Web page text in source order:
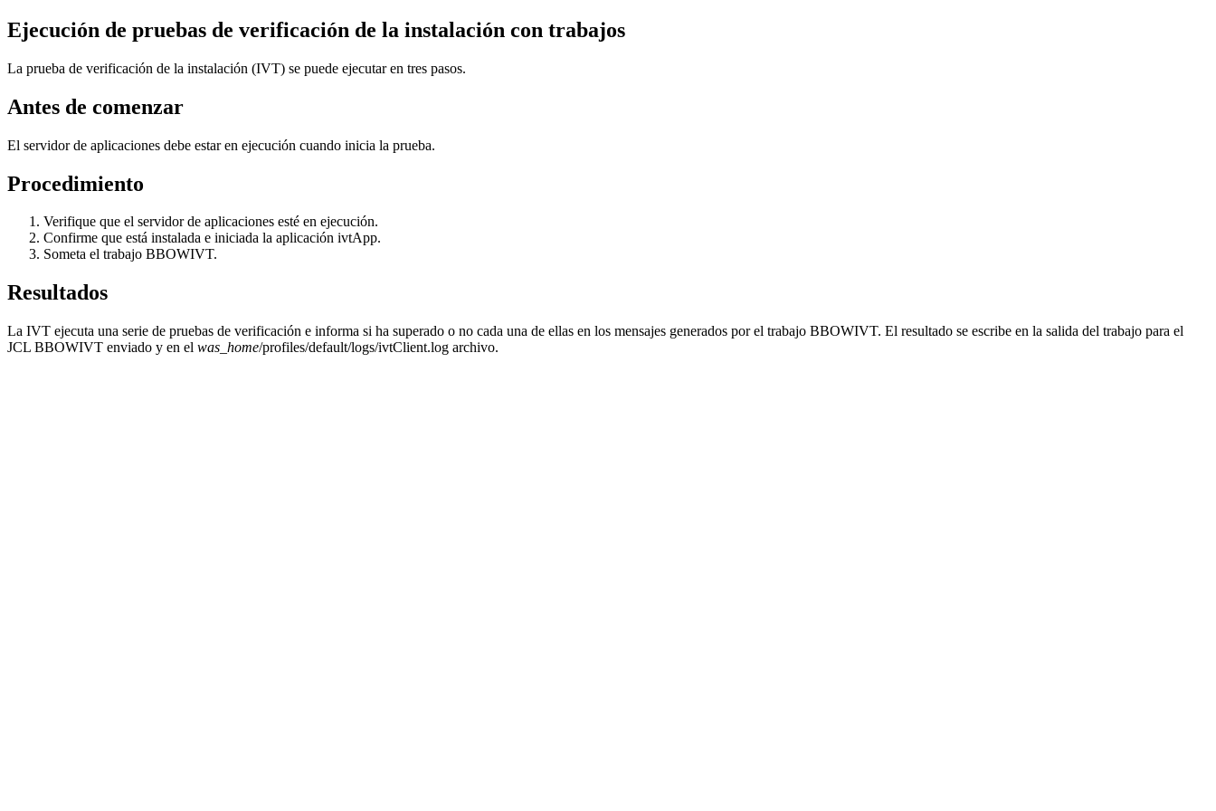
Ejecución de pruebas de verificación de la instalación con trabajos
La prueba de verificación de la instalación (IVT) se puede ejecutar en tres pasos.
Antes de comenzar
El servidor de aplicaciones debe estar en ejecución cuando inicia la prueba.
Procedimiento
Verifique que el servidor de aplicaciones esté en ejecución.
Confirme que está instalada e iniciada la aplicación ivtApp.
Someta el trabajo BBOWIVT.
Resultados
La IVT ejecuta una serie de pruebas de verificación e informa si ha superado o no cada una de ellas en los mensajes generados por el trabajo BBOWIVT. El resultado se escribe en la salida del trabajo para el
JCL BBOWIVT enviado y en el was_home/profiles/default/logs/ivtClient.log archivo.